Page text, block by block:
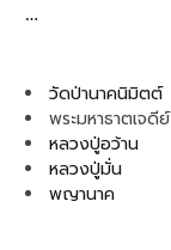
…
วัดป่านาคนิมิตต์
พระมหาธาตเจดีย์
หลวงปู่อว้าน
หลวงปู่มั่น
พญานาค